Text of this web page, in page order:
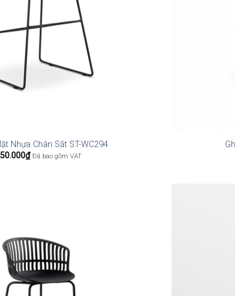
Nhựa Chân Sắt ST-WC294
₫ Đã bao gồm VAT